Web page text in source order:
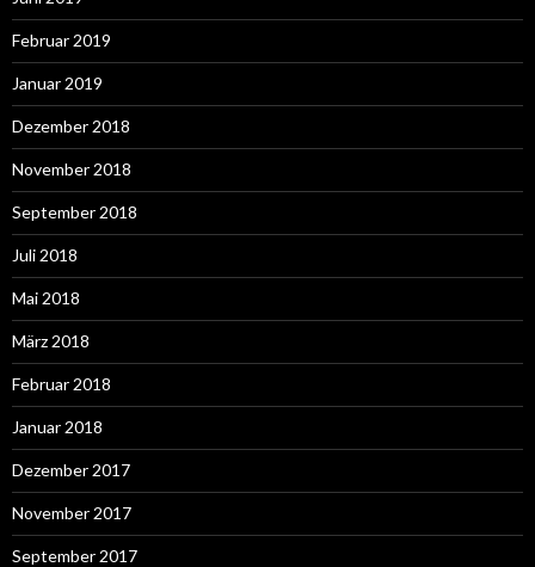
Februar 2019
Januar 2019
Dezember 2018
November 2018
September 2018
Juli 2018
Mai 2018
März 2018
Februar 2018
Januar 2018
Dezember 2017
November 2017
September 2017